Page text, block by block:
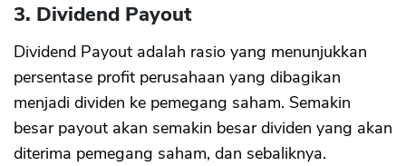
3. Dividend Payout
Dividend Payout adalah rasio yang menunjukkan
persentase profit perusahaan yang dibagikan
menjadi dividen ke pemegang saham. Semakin
besar payout akan semakin besar dividen yang akan
diterima pemegang saham, dan sebaliknya.